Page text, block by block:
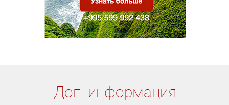
Доп. информация